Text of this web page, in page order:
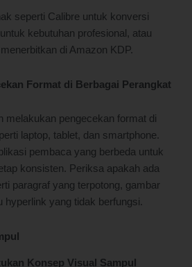
seperti Calibre untuk konversi
kebutuhan profesional, atau
di Amazon KDP.
Format di Berbagai Perangkat
melakukan pengecekan format di
laptop, tablet, dan smartphone.
pembaca yang berbeda untuk
konsisten. Periksa apakah ada
paragraf yang terpotong, gambar
hyperlink yang tidak berfungsi.
Konsep Visual Sampul